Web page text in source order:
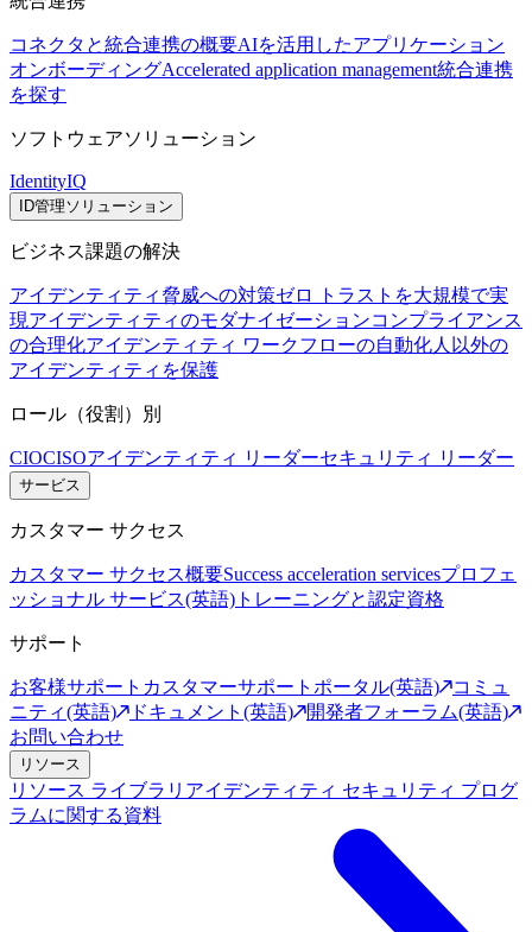
コネクタと統合連携の概要AIを活用したアプリケーション
オンボーディングAccelerated application management統合連携
を探す
ソフトウェアソリューション
IdentityIQ
ID管理ソリューション
ビジネス課題の解決
アイデンティティ脅威への対策ゼロ トラストを大規模で実
現アイデンティティのモダナイゼーションコンプライアンス
の合理化アイデンティティ ワークフローの自動化人以外の
アイデンティティを保護
ロール（役割）別
CIOCISOアイデンティティ リーダーセキュリティ リーダー
サービス
カスタマー サクセス
カスタマー サクセス概要Success acceleration servicesプロフェ
ッショナル サービス(英語) トレーニングと認定資格
サポート
お客様サポート カスタマーサポートポータル(英語)
コミュ
ニティ(英語)
ドキュメント(英語)
開発者フォーラム(英語)
お問い合わせ
リソース
リソース ライブラリ アイデンティティ セキュリティ プログ
ラムに関する資料